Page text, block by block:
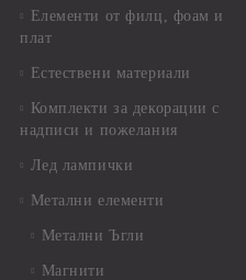
Елементи от филц, фоам и
плат
Естествени материали
Комплекти за декорации с
надписи и пожелания
Лед лампички
Метални елементи
Метални Ъгли
Магнити